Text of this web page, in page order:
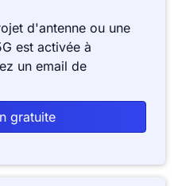
d'antenne ou une
est activée à
un email de
gratuite